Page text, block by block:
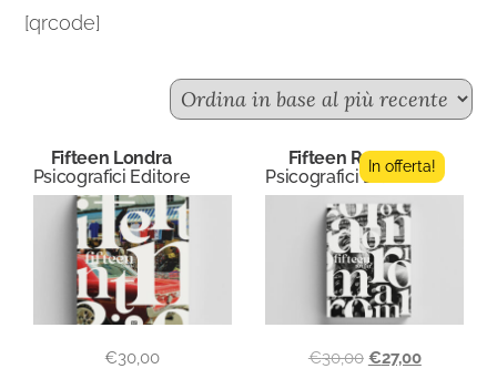
[qrcode]
Fifteen Londra
Psicografici Editore
€30,00
Fifteen Roma
Psicografici Editore
In offerta!
€30,00 €27,00